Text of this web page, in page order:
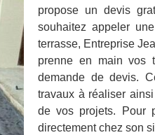
propose un devis
souhaitez appeler
terrasse, Entreprise
prenne en main vos
demande de devis.
travaux à réaliser
de vos projets. Pour
directement chez son